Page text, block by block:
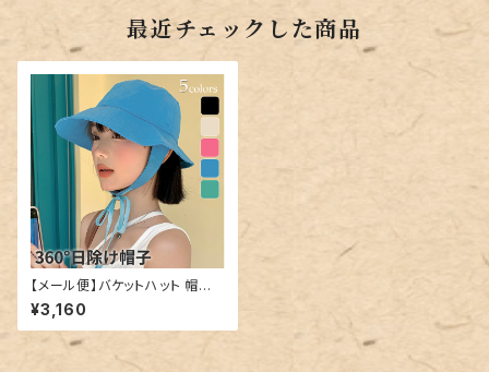
最近チェックした商品
【メール便】バケットハット 帽子
レディース きれいめ 顎／hat30
4
¥3,160